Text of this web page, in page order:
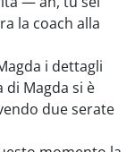
la coach alla
i dettagli
di Magda si è
due serate